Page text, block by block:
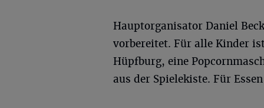
Hauptorganisator Daniel
vorbereitet. Für alle Kinder
Hüpfburg, eine
aus der Spielekiste. Für